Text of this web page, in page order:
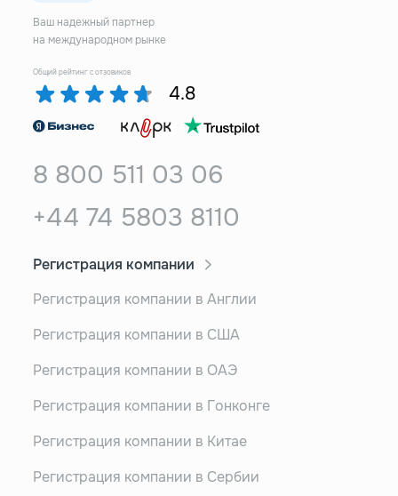
Ваш надежный партнер
на международном рынке
Общий рейтинг с отзовиков
4.8
8 800 511 03 06
+44 74 5803 8110
Регистрация компании
Регистрация компании в Англии
Регистрация компании в США
Регистрация компании в ОАЭ
Регистрация компании в Гонконге
Регистрация компании в Китае
Регистрация компании в Сербии